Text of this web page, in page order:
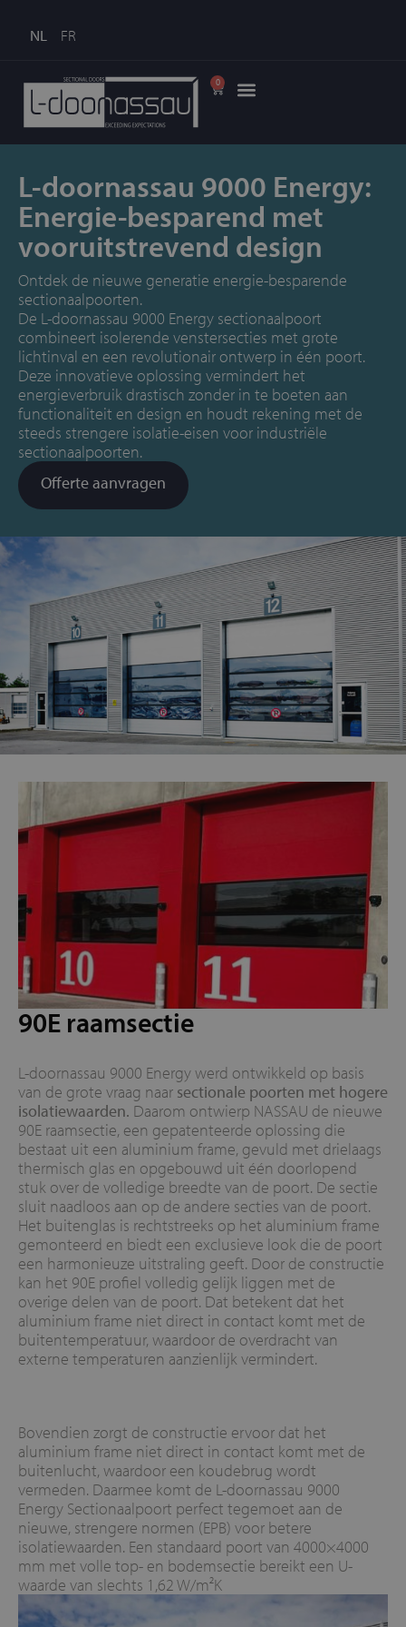
NL FR
0
L-doornassau 9000 Energy:
Energie-besparend met
vooruitstrevend design
Ontdek de nieuwe generatie energie-besparende
sectionaalpoorten.
De L-doornassau 9000 Energy sectionaalpoort
combineert isolerende venstersecties met grote
lichtinval en een revolutionair ontwerp in één poort.
Deze innovatieve oplossing vermindert het
energieverbruik drastisch zonder in te boeten aan
functionaliteit en design en houdt rekening met de
steeds strengere isolatie-eisen voor industriële
sectionaalpoorten.
Offerte aanvragen
90E raamsectie
L-doornassau 9000 Energy werd ontwikkeld op basis
van de grote vraag naar sectionale poorten met hogere
isolatiewaarden. Daarom ontwierp NASSAU de nieuwe
90E raamsectie, een gepatenteerde oplossing die
bestaat uit een aluminium frame, gevuld met drielaags
thermisch glas en opgebouwd uit één doorlopend
stuk over de volledige breedte van de poort. De sectie
sluit naadloos aan op de andere secties van de poort.
Het buitenglas is rechtstreeks op het aluminium frame
gemonteerd en biedt een exclusieve look die de poort
een harmonieuze uitstraling geeft. Door de constructie
kan het 90E profiel volledig gelijk liggen met de
overige delen van de poort. Dat betekent dat het
aluminium frame niet direct in contact komt met de
buitentemperatuur, waardoor de overdracht van
externe temperaturen aanzienlijk vermindert.
Bovendien zorgt de constructie ervoor dat het
aluminium frame niet direct in contact komt met de
buitenlucht, waardoor een koudebrug wordt
vermeden. Daarmee komt de L-doornassau 9000
Energy Sectionaalpoort perfect tegemoet aan de
nieuwe, strengere normen (EPB) voor betere
isolatiewaarden. Een standaard poort van 4000×4000
mm met volle top- en bodemsectie bereikt een U-
waarde van slechts 1,62 W/m²K